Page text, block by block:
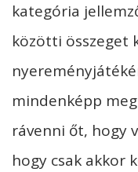
kategória
közötti összeget
mindenképp
rávenni őt, hogy
hogy csak akkor